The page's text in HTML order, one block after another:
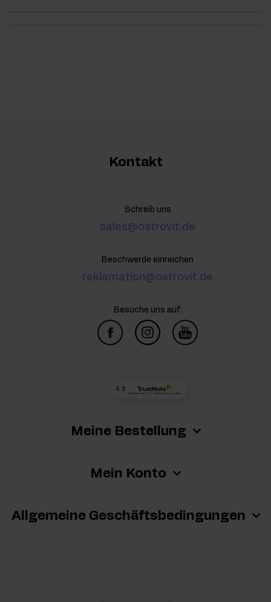
Meine Bestellung
Mein Konto
Allgemeine Geschäftsbedingungen
Kontakt
Schreib uns
sales@ostrovit.de
Beschwerde einreichen
reklamation@ostrovit.de
Besuche uns auf:
4.9
Basierend auf 73 227Bewertungen von jeher